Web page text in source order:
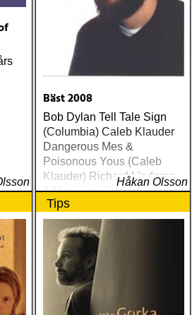
Bäst 2008
Bob Dylan Tell Tale Sign
(Columbia) Caleb Klauder
Dangerous Mes &
Poisonous Yous (Caleb
Klauder) Richard Lindgren
A Man You Can Hate
(Rootsy
Håkan Olsson
Tips